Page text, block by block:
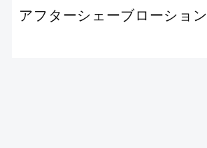
アフターシェーブローション